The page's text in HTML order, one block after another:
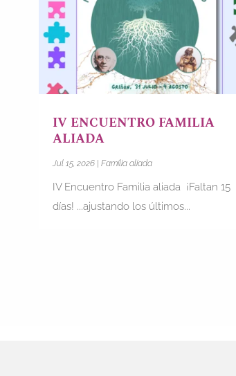
IV ENCUENTRO FAMILIA
ALIADA
Jul 15, 2026| Familia aliada
IV Encuentro Familia aliada ¡Faltan 15
días! ...ajustando los últimos...